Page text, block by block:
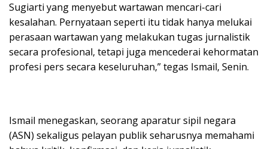
Sugiarti yang menyebut wartawan mencari-cari
kesalahan. Pernyataan seperti itu tidak hanya melukai
perasaan wartawan yang melakukan tugas jurnalistik
secara profesional, tetapi juga mencederai kehormatan
profesi pers secara keseluruhan,” tegas Ismail, Senin.
Ismail menegaskan, seorang aparatur sipil negara
(ASN) sekaligus pelayan publik seharusnya memahami